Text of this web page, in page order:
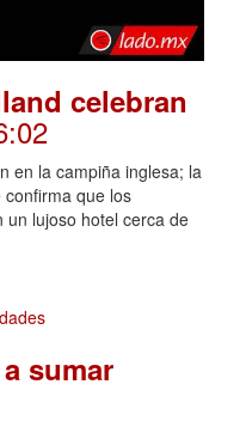
celebran
en la campiña inglesa; la
que los
lujoso hotel cerca de
sumar